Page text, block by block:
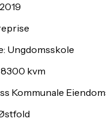
Ungdomsskole
8300 kvm
Kommunale